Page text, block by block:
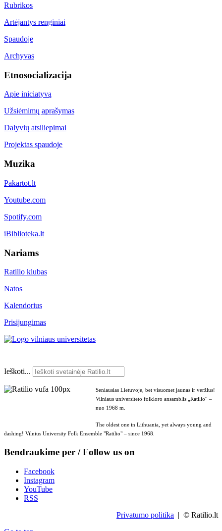
Rubrikos
Artėjantys renginiai
Spaudoje
Archyvas
Etnosocializacija
Apie iniciatyvą
Užsiėmimų aprašymas
Dalyvių atsiliepimai
Projektas spaudoje
Muzika
Pakartot.lt
Youtube.com
Spotify.com
iBiblioteka.lt
Nariams
Ratilio klubas
Natos
Kalendorius
Prisijungimas
Ieškoti...
Seniausias Lietuvoje, bet visuomet jaunas ir veržlus!
Vilniaus universiteto folkloro ansamblis „Ratilio“ –
nuo 1968 m.
The oldest one in Lithuania, yet always young and
dashing! Vilnius University Folk Ensemble "Ratilio" – since 1968.
Bendraukime per / Follow us on
Facebook
Instagram
YouTube
RSS
Privatumo politika | © Ratilio.lt